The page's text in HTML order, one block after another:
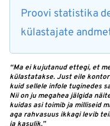
Proovi statistika
külastajate
“Ma ei kujutanud ettegi, et
külastatakse. Just eile
kuid sellele infole tuginedes
Nii on ju megahea jälgida
kuidas asi toimib ja milliseid
aga rahvasuus ikkagi levib
ja kasulik.”